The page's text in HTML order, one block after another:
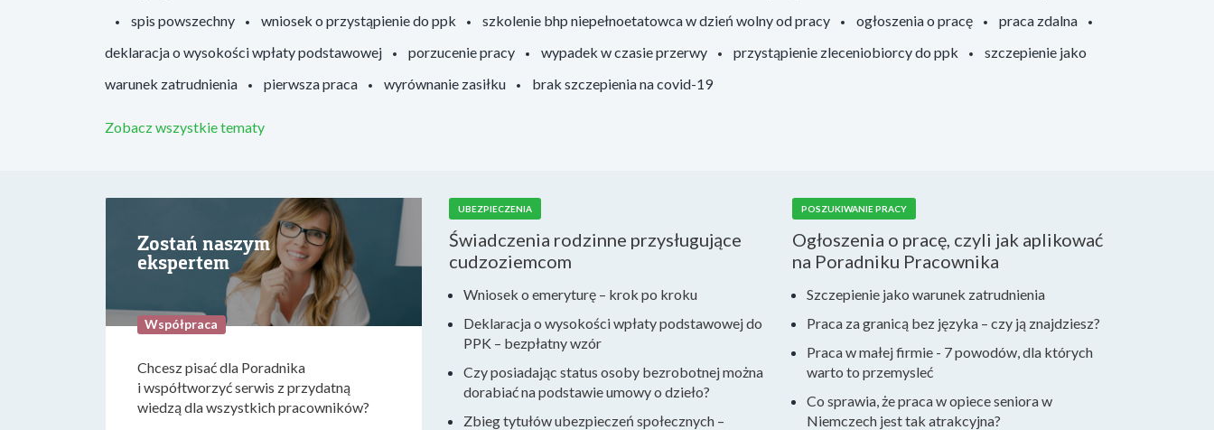
spis powszechny
wniosek o przystąpienie do ppk szkolenie bhp niepełnoetatowca w dzień wolny od pracy ogłoszenia o pracę
praca zdalna
deklaracja o wysokości wpłaty podstawowej
porzucenie pracy wypadek w czasie przerwy przystąpienie zleceniobiorcy do ppk
szczepienie jako
warunek zatrudnienia
pierwsza praca wyrównanie zasiłku brak szczepienia na covid-19
Zobacz wszystkie tematy
Zostań naszym
ekspertem
Współpraca
Chcesz pisać dla Poradnika
i współtworzyć serwis z przydatną
wiedzą dla wszystkich pracowników?
UBEZPIECZENIA
Świadczenia rodzinne przysługujące
cudzoziemcom
Wniosek o emeryturę – krok po kroku
Deklaracja o wysokości wpłaty podstawowej do
PPK – bezpłatny wzór
Czy posiadając status osoby bezrobotnej można
dorabiać na podstawie umowy o dzieło?
Zbieg tytułów ubezpieczeń społecznych –
POSZUKIWANIE PRACY
Ogłoszenia o pracę, czyli jak aplikować
na Poradniku Pracownika
Szczepienie jako warunek zatrudnienia
Praca za granicą bez języka – czy ją znajdziesz?
Praca w małej firmie - 7 powodów, dla których
warto to przemysleć
Co sprawia, że praca w opiece seniora w
Niemczech jest tak atrakcyjna?